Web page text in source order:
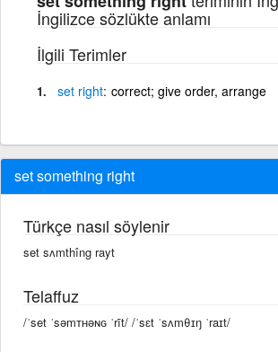
İngilizce sözlükte anlamı
İlgili Terimler
set right correct; give order, arrange
set something right
Türkçe nasıl söylenir
set sʌmthîng rayt
Telaffuz
/ˈset ˈsəmᴛʜəɴɢ ˈrīt/ /ˈsɛt ˈsʌmθɪŋ ˈraɪt/